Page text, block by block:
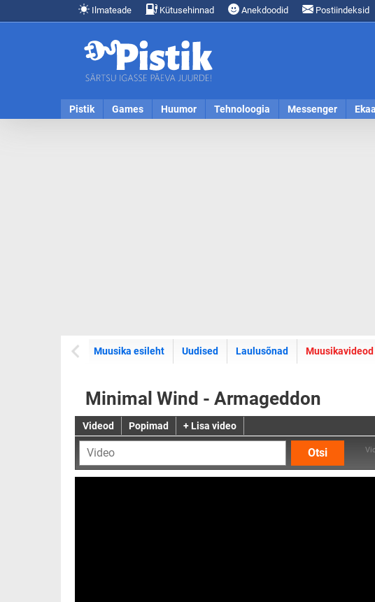
Ilmateade Kütusehinnad Anekdoodid Postiindeksid
Pistik Games Huumor Tehnoloogia Messenger
Muusika esileht Uudised Laulusõnad Muusikavideod
Minimal Wind - Armageddon
Videod Popimad + Lisa video
Otsi